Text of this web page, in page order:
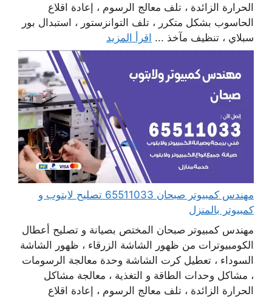
الحرارة الزائدة ، تلف معالج الرسوم ، إعادة اقلاع
الحاسوب بشكل متكرر ، تلف التوانزستور ، استبدال بور
سبلاي ، تنظيف مآخذ ... اقرأ المزيد
مهندس كمبيوتر صبحان 65511033 تصليح لابتوب و
كمبيوتر بالمنزل
مهندس كمبيوتر صبحان المختص بصيانة و تصليح أعطال
الكومبيوترات من ظهور الشاشة الزرقاء ، ظهور الشاشة
السوداء ، تعطيل كرت الشاشة وحدة معالجة الرسومات
، مشاكل وحدات الطاقة و التغذية ، معالجة مشاكل
الحرارة الزائدة ، تلف معالج الرسوم ، إعادة اقلاع